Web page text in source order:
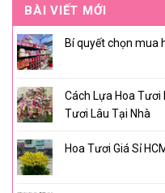
BÀI VIẾT MỚI
Bí quyết chọn mua
Cách Lựa Hoa Tươi
Tươi Lâu Tại Nhà
Hoa Tươi Giá Sỉ